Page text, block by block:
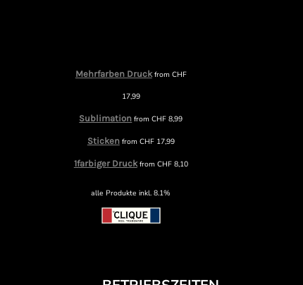
Mehrfarben Druckfrom CHF
17,99
Sublimation fromCHF 8,99
Stickenfrom CHF17,99
1farbiger Druckfrom CHF8,10
alle Produkte inkl. 8.1%